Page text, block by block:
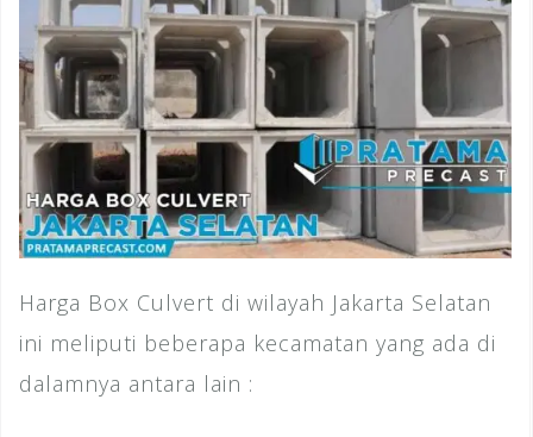
Harga Box Culvert di wilayah Jakarta Selatan
ini meliputi beberapa kecamatan yang ada di
dalamnya antara lain :